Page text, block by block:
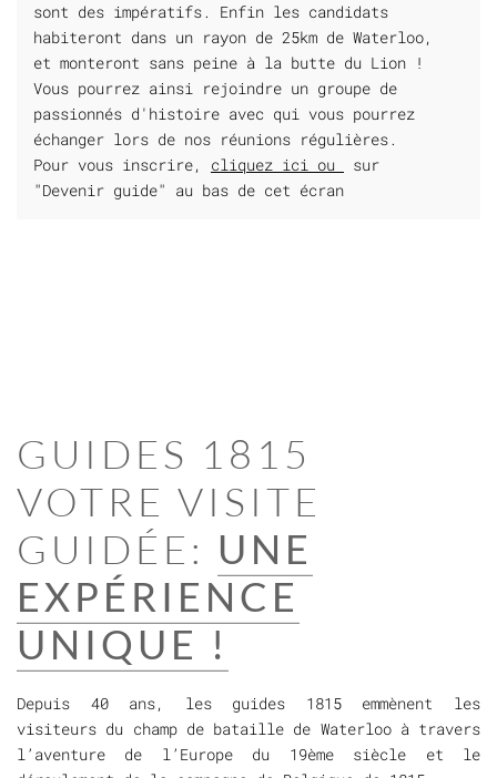
sont des impératifs. Enfin les candidats
habiteront dans un rayon de 25km de Waterloo,
et monteront sans peine à la butte du Lion !
Vous pourrez ainsi rejoindre un groupe de
passionnés d'histoire avec qui vous pourrez
échanger lors de nos réunions régulières.
Pour vous inscrire, cliquez ici ou
sur
"Devenir guide" au bas de cet écran
GUIDES 1815
VOTRE VISITE
GUIDÉE: UNE
EXPÉRIENCE
UNIQUE !
Depuis 40 ans, les guides 1815 emmènent les
visiteurs du champ de bataille de Waterloo à travers
l’aventure de l’Europe du 19ème siècle et le